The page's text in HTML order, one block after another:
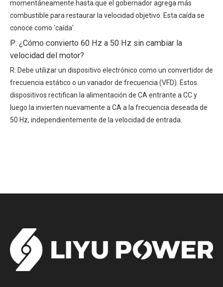
momentáneamente hasta que el gobernador agrega más
combustible para restaurar la velocidad objetivo. Esta caída se
conoce como 'caída'.
P: ¿Cómo convierto 60 Hz a 50 Hz sin cambiar la
velocidad del motor?
R: Debe utilizar un dispositivo electrónico como un convertidor de
frecuencia estático o un variador de frecuencia (VFD). Estos
dispositivos rectifican la alimentación de CA entrante a CC y
luego la invierten nuevamente a CA a la frecuencia deseada de
50 Hz, independientemente de la velocidad de entrada.